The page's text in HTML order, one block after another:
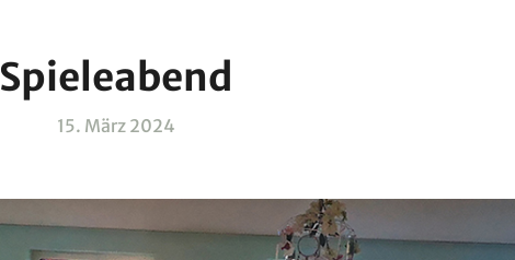
Spieleabend
15. März 2024